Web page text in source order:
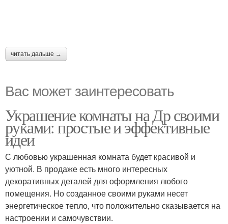
читать дальше →
Вас может заинтересовать
Украшение комнаты на Др своими
руками: простые и эффективные
идеи
С любовью украшенная комната будет красивой и
уютной. В продаже есть много интересных
декоративных деталей для оформления любого
помещения. Но созданное своими руками несет
энергетическое тепло, что положительно сказывается на
настроении и самочувствии.